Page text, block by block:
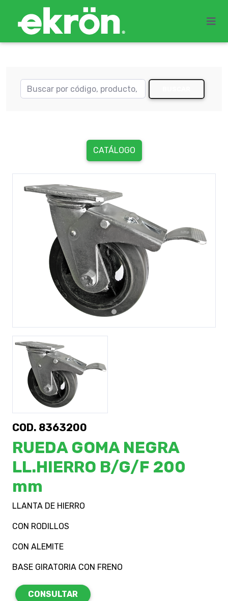
CATÁLOGO
Previous
COD. 8363200
RUEDA GOMA NEGRA
LL.HIERRO B/G/F 200
mm
LLANTA DE HIERRO
CON RODILLOS
CON ALEMITE
BASE GIRATORIA CON FRENO
CONSULTAR